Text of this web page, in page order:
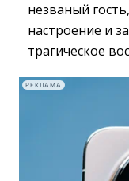
незваный
настроение и
трагическое
РЕКЛАМА